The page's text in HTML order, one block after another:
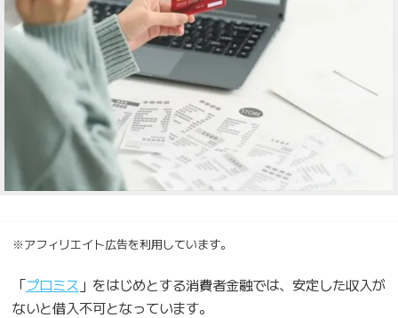
※アフィリエイト広告を利用しています。
「プロミス 」をはじめとする消費者金融では、安定した収入が
ないと借入不可となっています。